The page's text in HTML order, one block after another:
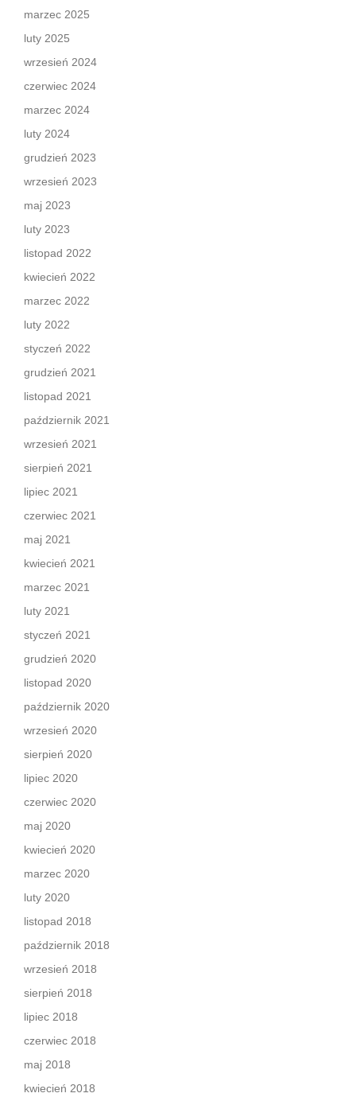
marzec 2025
luty 2025
wrzesień 2024
czerwiec 2024
marzec 2024
luty 2024
grudzień 2023
wrzesień 2023
maj 2023
luty 2023
listopad 2022
kwiecień 2022
marzec 2022
luty 2022
styczeń 2022
grudzień 2021
listopad 2021
październik 2021
wrzesień 2021
sierpień 2021
lipiec 2021
czerwiec 2021
maj 2021
kwiecień 2021
marzec 2021
luty 2021
styczeń 2021
grudzień 2020
listopad 2020
październik 2020
wrzesień 2020
sierpień 2020
lipiec 2020
czerwiec 2020
maj 2020
kwiecień 2020
marzec 2020
luty 2020
listopad 2018
październik 2018
wrzesień 2018
sierpień 2018
lipiec 2018
czerwiec 2018
maj 2018
kwiecień 2018